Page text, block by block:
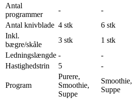
Antal
programmer
- -
Antal knivblade 4 stk 6 stk
Inkl.
bægre/skåle
3 stk 1 stk
Ledningslængde - -
Hastighedstrin
5 -
Program
Purere,
Smoothie,
Suppe
Smoothie,
Suppe